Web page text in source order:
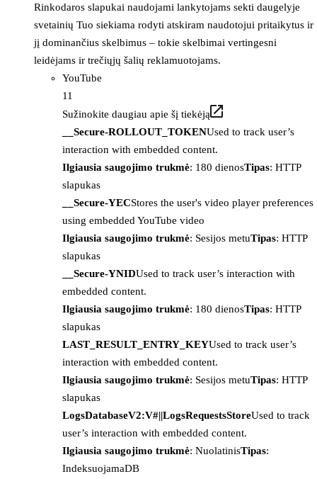
Rinkodaros slapukai naudojami lankytojams sekti daugelyje
svetainių Tuo siekiama rodyti atskiram naudotojui pritaikytus ir
jį dominančius skelbimus – tokie skelbimai vertingesni
leidėjams ir trečiųjų šalių reklamuotojams.
YouTube
11
Sužinokite daugiau apie šį tiekėją
__Secure-ROLLOUT_TOKENUsed to track user’s
interaction with embedded content.
Ilgiausia saugojimo trukmė: 180 dienosTipas: HTTP
slapukas
__Secure-YECStores the user's video player preferences
using embedded YouTube video
Ilgiausia saugojimo trukmė: Sesijos metuTipas: HTTP
slapukas
__Secure-YNIDUsed to track user’s interaction with
embedded content.
Ilgiausia saugojimo trukmė: 180 dienosTipas: HTTP
slapukas
LAST_RESULT_ENTRY_KEYUsed to track user’s
interaction with embedded content.
Ilgiausia saugojimo trukmė: Sesijos metuTipas: HTTP
slapukas
LogsDatabaseV2:V#||LogsRequestsStoreUsed to track
user’s interaction with embedded content.
Ilgiausia saugojimo trukmė: NuolatinisTipas:
IndeksuojamaDB